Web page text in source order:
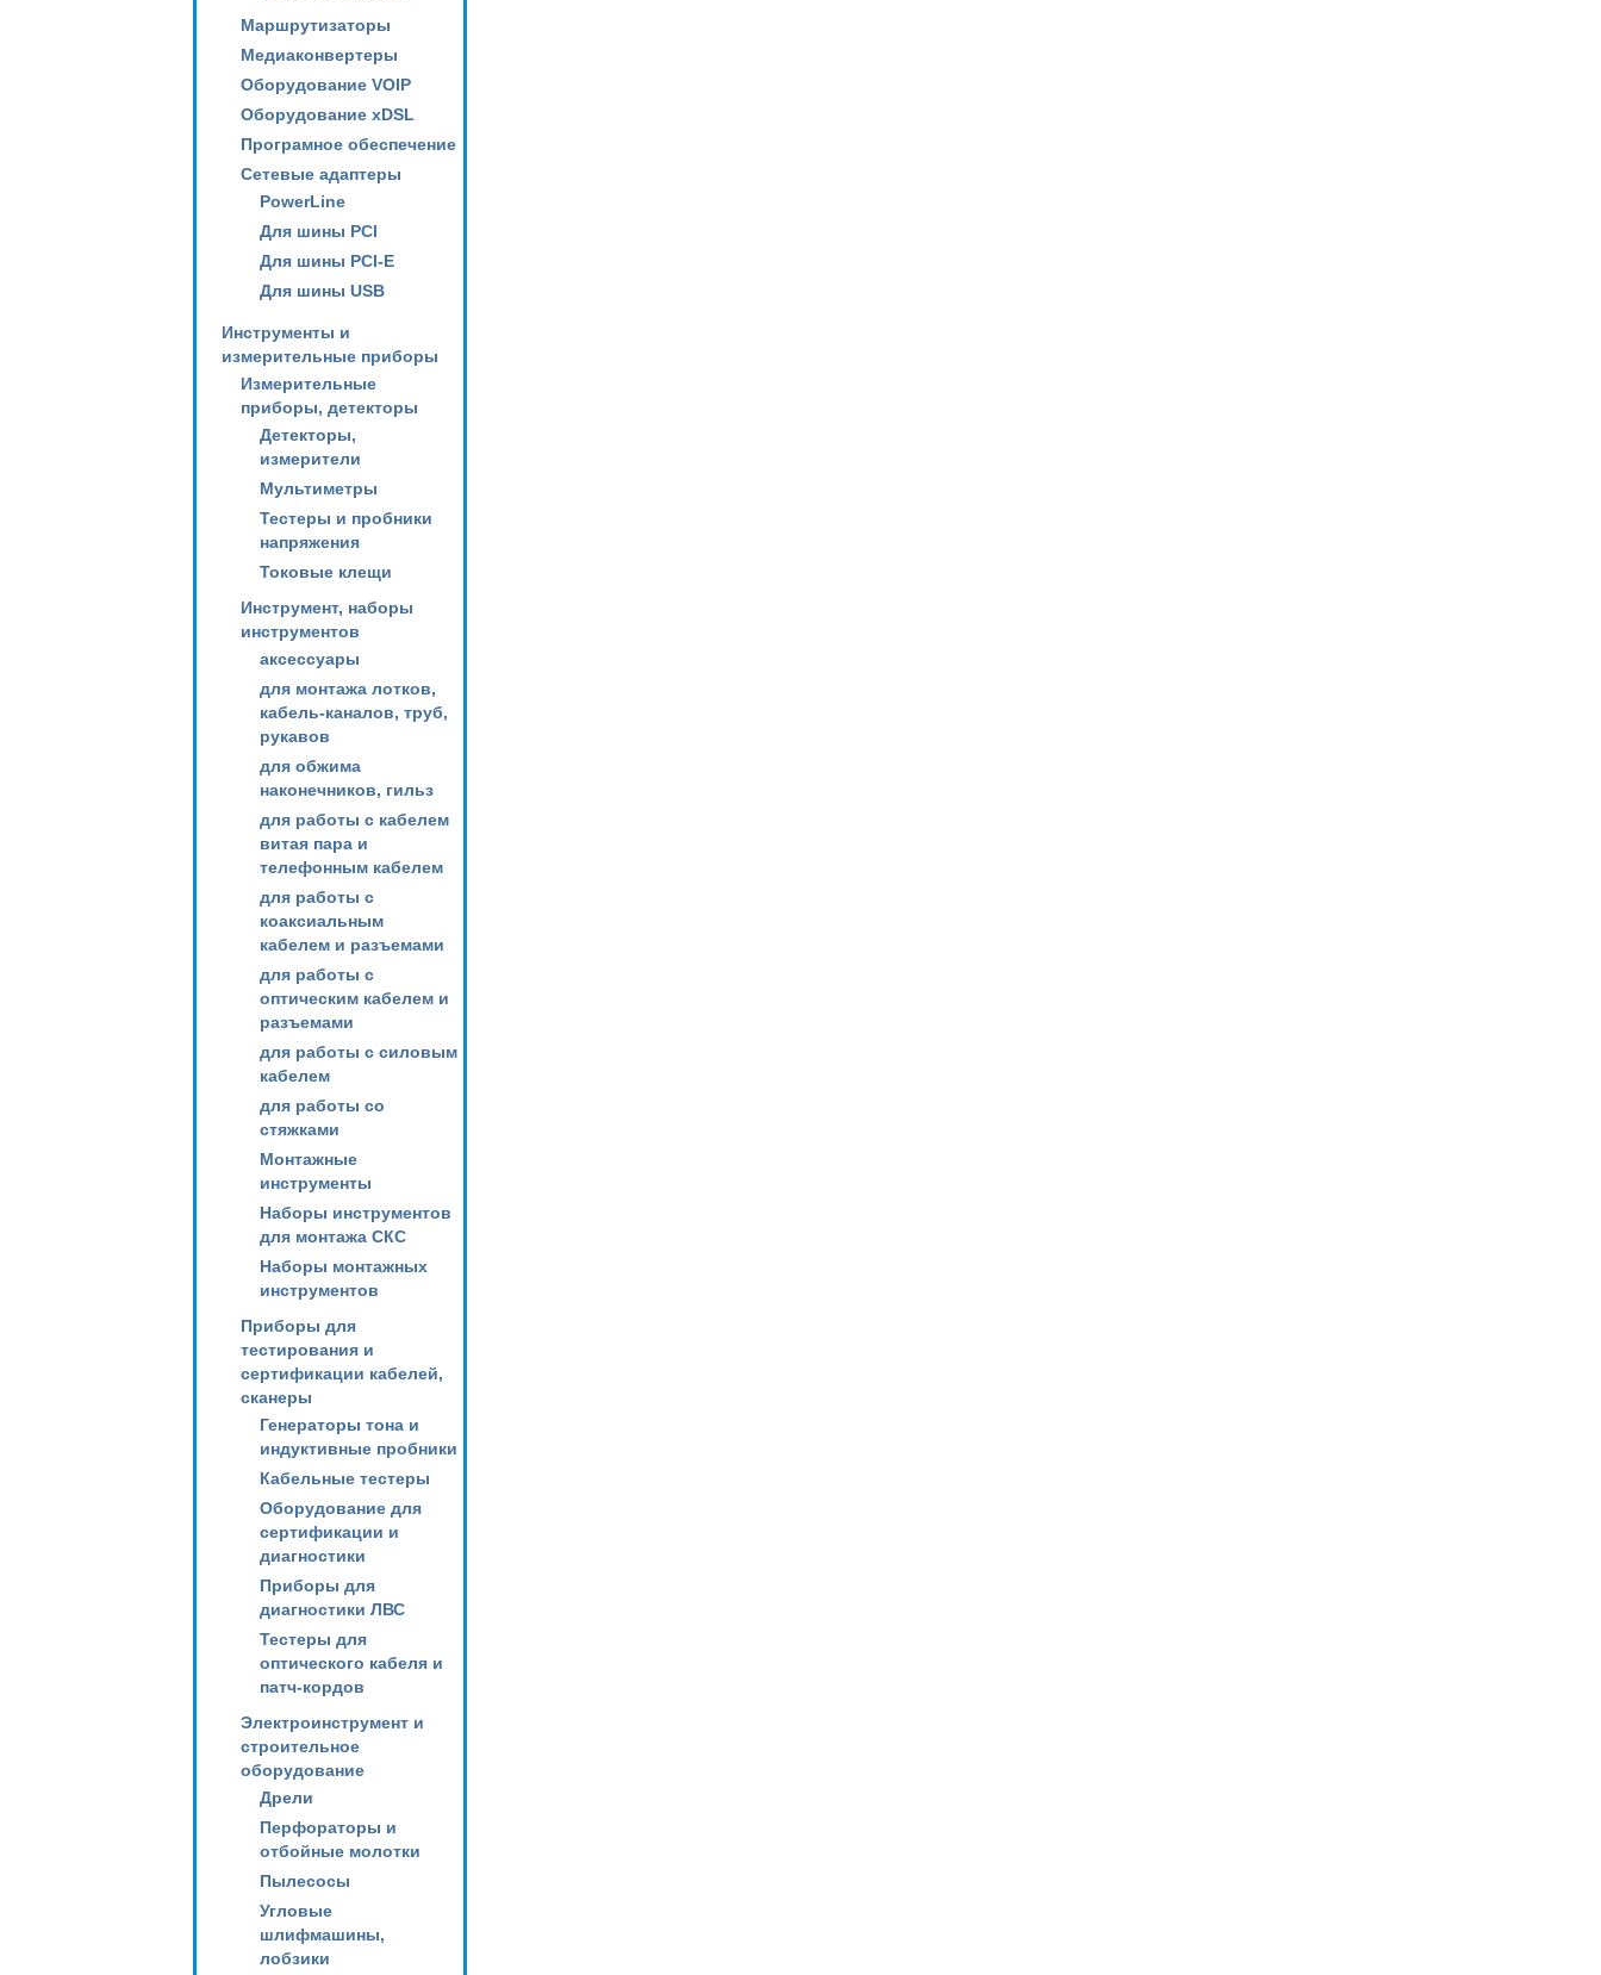
Маршрутизаторы
Медиаконвертеры
Оборудование VOIP
Оборудование xDSL
Програмное обеспечение
Сетевые адаптеры
PowerLine
Для шины PCI
Для шины PCI-E
Для шины USB
Инструменты и
измерительные приборы
Измерительные
приборы, детекторы
Детекторы,
измерители
Мультиметры
Тестеры и пробники
напряжения
Токовые клещи
Инструмент, наборы
инструментов
аксессуары
для монтажа лотков,
кабель-каналов, труб,
рукавов
для обжима
наконечников, гильз
для работы с кабелем
витая пара и
телефонным кабелем
для работы с
коаксиальным
кабелем и разъемами
для работы с
оптическим кабелем и
разъемами
для работы с силовым
кабелем
для работы со
стяжками
Монтажные
инструменты
Наборы инструментов
для монтажа СКС
Наборы монтажных
инструментов
Приборы для
тестирования и
сертификации кабелей,
сканеры
Генераторы тона и
индуктивные пробники
Кабельные тестеры
Оборудование для
сертификации и
диагностики
Приборы для
диагностики ЛВС
Тестеры для
оптического кабеля и
патч-кордов
Электроинструмент и
строительное
оборудование
Дрели
Перфораторы и
отбойные молотки
Пылесосы
Угловые
шлифмашины,
лобзики